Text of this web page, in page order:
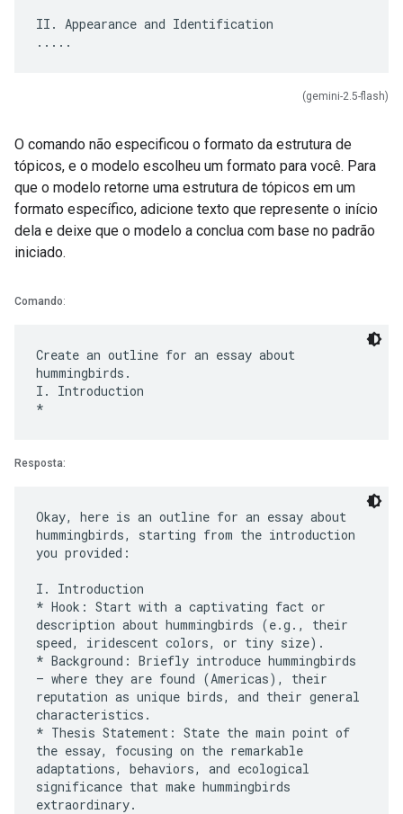
II. Appearance and Identification
(gemini-2.5-flash)
O comando não especificou o formato da estrutura de
tópicos, e o modelo escolheu um formato para você. Para
que o modelo retorne uma estrutura de tópicos em um
formato específico, adicione texto que represente o início
dela e deixe que o modelo a conclua com base no padrão
iniciado.
Comando:
Create an outline for an essay about
hummingbirds.
I. Introduction
Resposta:
Okay, here is an outline for an essay about
hummingbirds, starting from the introduction
you provided:
I. Introduction
* Hook: Start with a captivating fact or
description about hummingbirds (e.g., their
speed, iridescent colors, or tiny size).
* Background: Briefly introduce hummingbirds
– where they are found (Americas), their
reputation as unique birds, and their general
characteristics.
* Thesis Statement: State the main point of
the essay, focusing on the remarkable
adaptations, behaviors, and ecological
significance that make hummingbirds
extraordinary.